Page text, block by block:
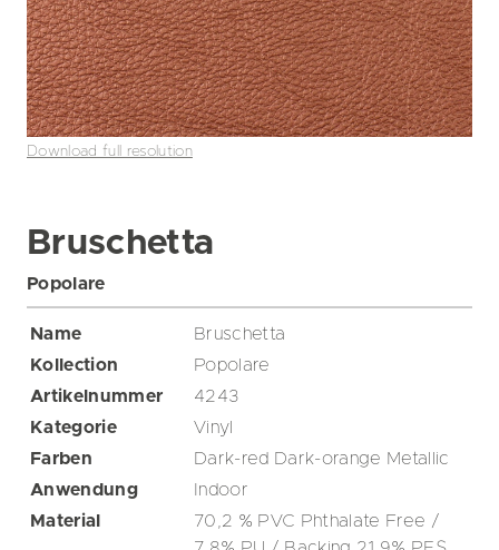
Download full resolution
Bruschetta
Popolare
Name
Bruschetta
Kollection
Popolare
Artikelnummer
4243
Kategorie
Vinyl
Farben
Dark-red Dark-orange Metallic
Anwendung
Indoor
Material
70,2 % PVC Phthalate Free /